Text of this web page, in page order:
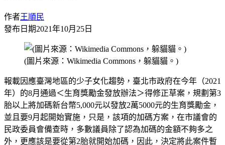
作者王順民
發布日期2021年10月25日
(圖片來源：Wikimedia Commons，躲貓貓。)
報載因應臺灣地區的少子女化趨勢，臺北市政府在今年（2021
年）的8月通過＜生育獎勵金發放辦法＞得修正草案，規劃第3
胎以上將加碼新台幣5,000元以發放2萬5000元的生育獎勵金，
並且要9月起開始實施，只是，該項的加碼方案，在市議會的
民政委員會備查時，多數議員除了認為加碼的金額不夠多之
外，更應該是要從第2胎就開始加碼，因此，決定將此案件暫